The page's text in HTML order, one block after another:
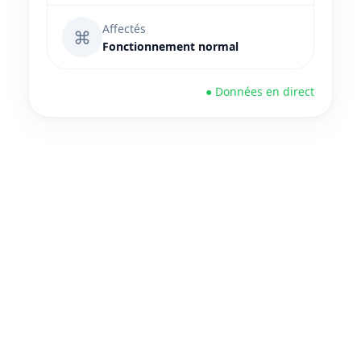
⌘
Affectés
Fonctionnement normal
● Données en direct